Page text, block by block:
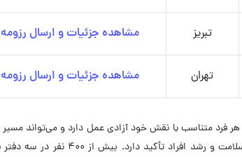
تبریز مشاهده جزئیات و ارسال رزومه
تهران مشاهده جزئیات و ارسال رزومه
فرد متناسب با نقش خود آزادی عمل دارد و می‌تواند
به اهدافش را تعیین کند، بازخورد بگیرد و یاد بگیرد. محیط کار بر تمرکز، سلامت و رشد افراد